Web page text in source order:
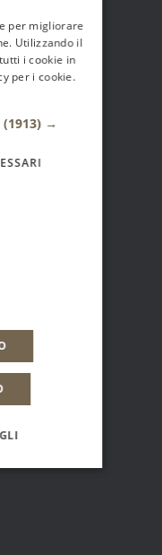
per migliorare
Utilizzando il
i cookie in
per i cookie.
(1913) →